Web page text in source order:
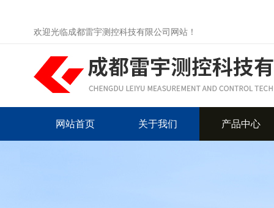
欢迎光临成都雷宇测控科技有限公司网站！
网站首页 关于我们 产品中心